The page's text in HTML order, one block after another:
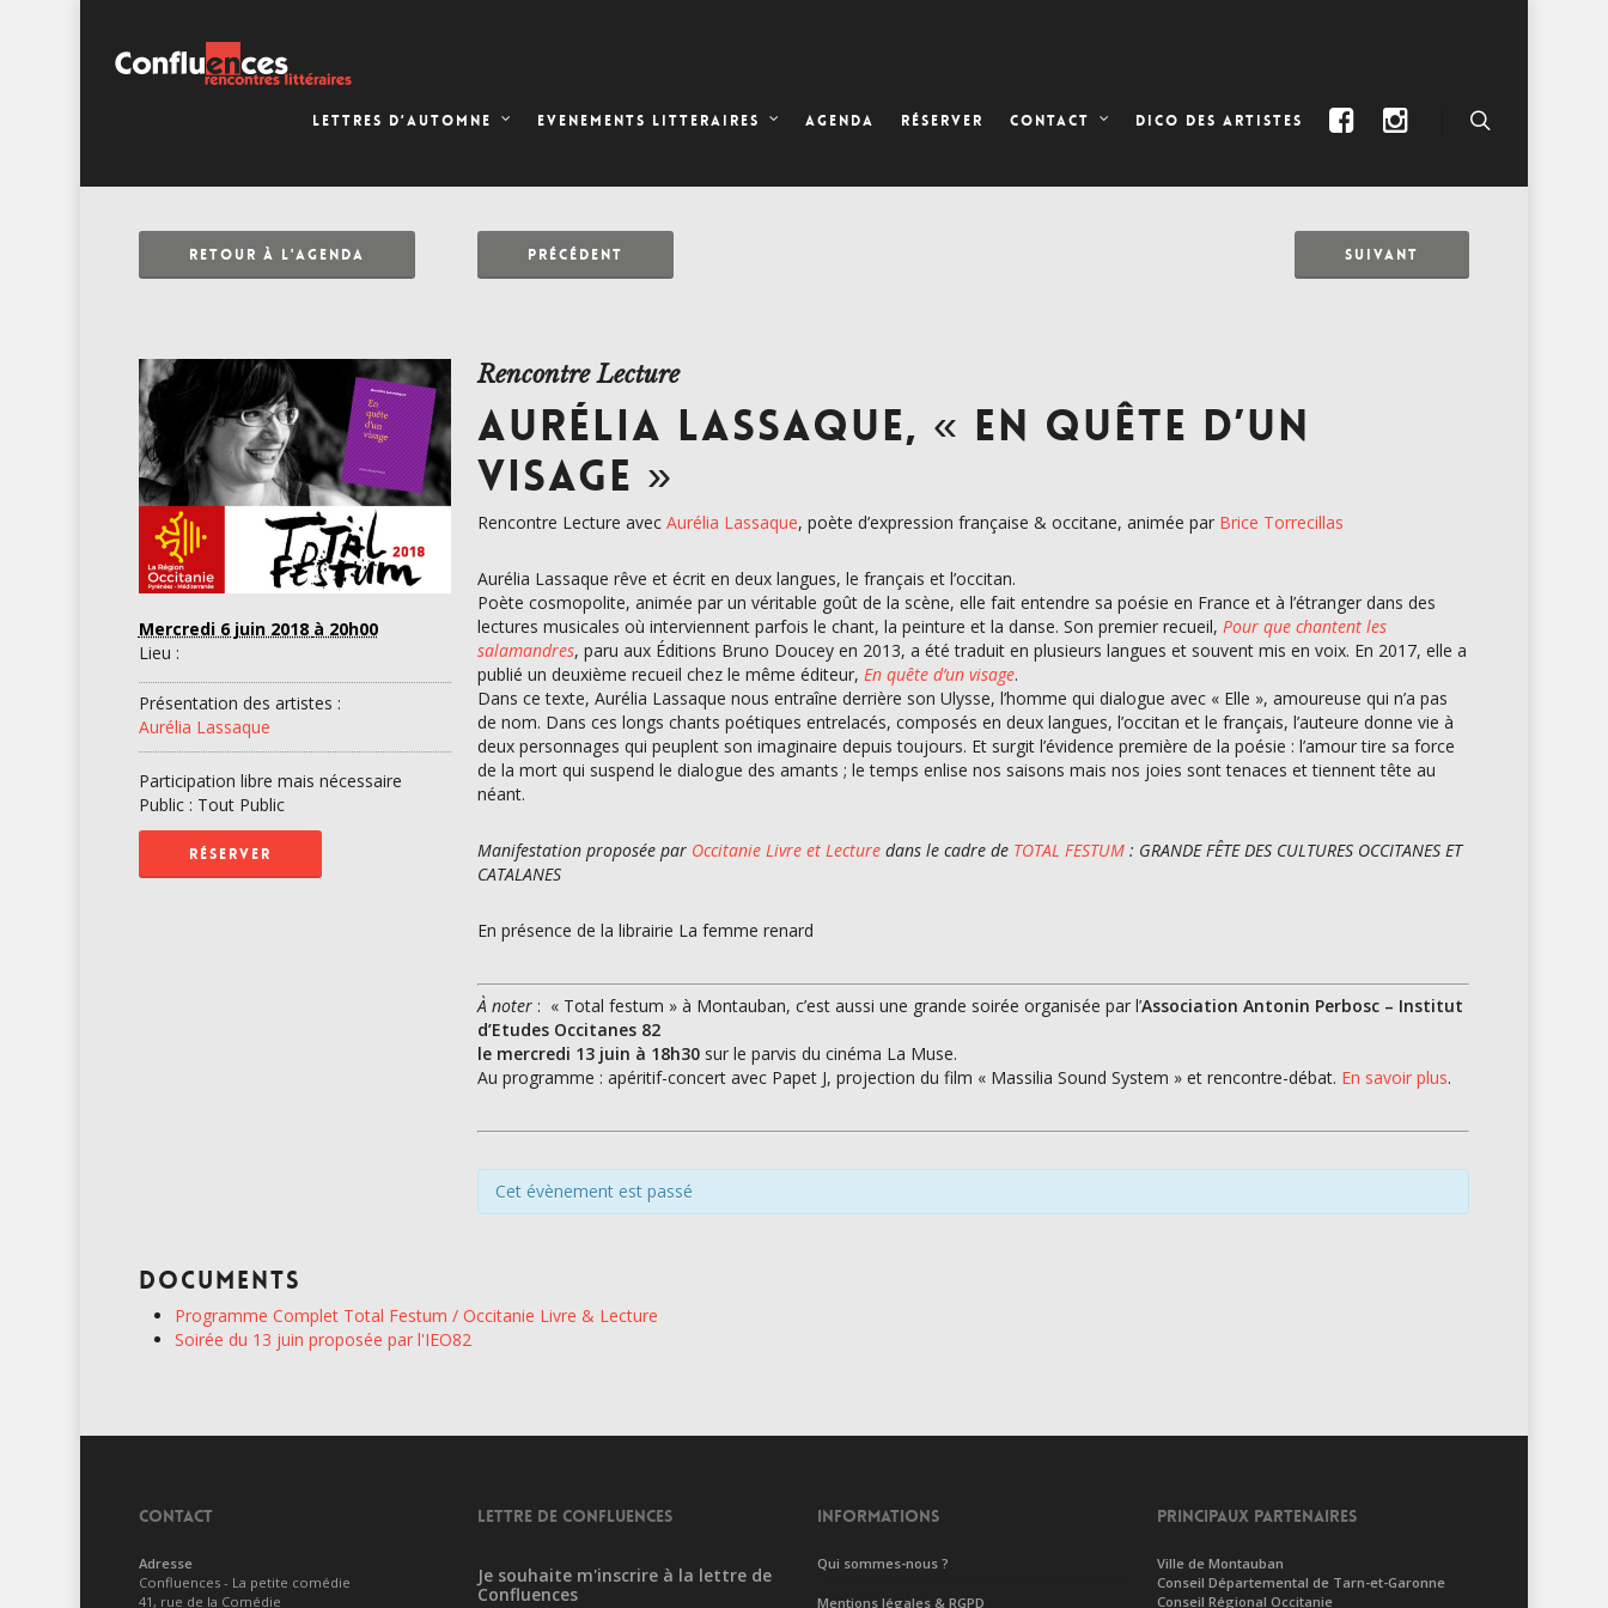
LETTRES D’AUTOMNE EVENEMENTS LITTERAIRES AGENDA RÉSERVER CONTACT DICO DES ARTISTES
RETOUR À L'AGENDA PRÉCÉDENT SUIVANT
Mercredi 6 juin 2018 à 20h00
Lieu :
Présentation des artistes :
Aurélia Lassaque
Participation libre mais nécessaire
Public : Tout Public
RÉSERVER
Rencontre Lecture
AURÉLIA LASSAQUE, « EN QUÊTE D’UN
VISAGE »
Rencontre Lecture avecAurélia Lassaque, poète d’expression française & occitane, animée par Brice Torrecillas
Aurélia Lassaque rêve et écrit en deux langues, le français et l’occitan.
Poète cosmopolite, animée par un véritable goût de la scène, elle fait entendre sa poésie en France et à l’étranger dans des
lectures musicales où interviennent parfois le chant, la peinture et la danse. Son premier recueil,Pour que chantent les
salamandres, paru aux Éditions Bruno Doucey en 2013, a été traduit en plusieurs langues et souvent mis en voix. En 2017, elle a
publié un deuxième recueil chez le même éditeur,En quête d’un visage.
Dans ce texte, Aurélia Lassaque nous entraîne derrière son Ulysse, l’homme qui dialogue avec « Elle », amoureuse qui n’a pas
de nom. Dans ces longs chants poétiques entrelacés, composés en deux langues, l’occitan et le français, l’auteure donne vie à
deux personnages qui peuplent son imaginaire depuis toujours. Et surgit l’évidence première de la poésie : l’amour tire sa force
de la mort qui suspend le dialogue des amants ; le temps enlise nos saisons mais nos joies sont tenaces et tiennent tête au
néant.
Manifestation proposée par Occitanie Livre et Lecture dans le cadre de TOTAL FESTUM : GRANDE FÊTE DES CULTURES OCCITANES ET
CATALANES
En présence de la librairie La femme renard
À noter : « Total festum » à Montauban, c’est aussi une grande soirée organisée par l’Association Antonin Perbosc – Institut
d’Etudes Occitanes 82
le mercredi 13 juin à 18h30 sur le parvis du cinéma La Muse.
Au programme : apéritif-concert avec Papet J, projection du film « Massilia Sound System » et rencontre-débat. En savoir plus.
Cet évènement est passé
Documents
Programme Complet Total Festum / Occitanie Livre & Lecture
Soirée du 13 juin proposée par l'IEO82
CONTACT
Adresse
Confluences - La petite comédie
41, rue de la Comédie
LETTRE DE CONFLUENCES
Je souhaite m'inscrire à la lettre de
Confluences
INFORMATIONS
Qui sommes-nous ?
Mentions légales & RGPD
PRINCIPAUX PARTENAIRES
Ville de Montauban
Conseil Départemental de Tarn-et-Garonne
Conseil Régional Occitanie